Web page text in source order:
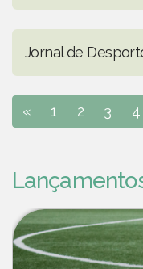
Jornal de
« 1 2 3 4